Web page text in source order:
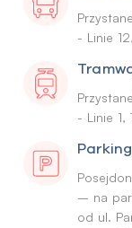
- Linie
- Linie 1,
Parking
– na
od ul.